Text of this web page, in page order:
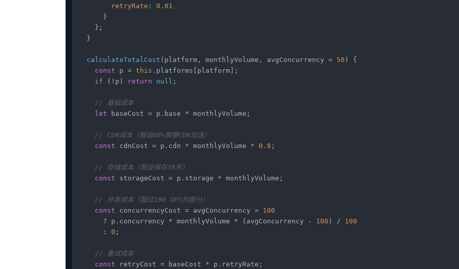
retryRate : 0.01
      }
    };
  }
calculateTotalCost ( platform, monthlyVolume, avgConcurrency = 50 ) {
const p = this . platforms [platform];
if (!p) return null ;
// 基础成本
let baseCost = p. base * monthlyVolume;
// CDN成本（假设80%需要CDN加速）
const cdnCost = p. cdn * monthlyVolume * 0.8 ;
// 存储成本（假设保存30天）
const storageCost = p. storage * monthlyVolume;
// 并发成本（超过100 QPS的部分）
const concurrencyCost = avgConcurrency > 100
      ? p.
concurrency * monthlyVolume * (avgConcurrency - 100 ) / 100
      :
0 ;
// 重试成本
const retryCost = baseCost * p. retryRate ;